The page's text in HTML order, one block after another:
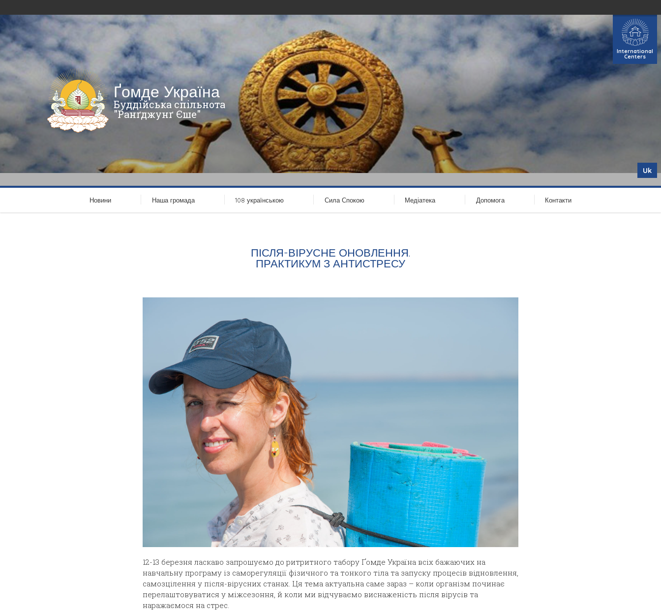
International
Centers
Ґомде Україна
Буддійська спільнота
"Ранґджунґ Єше"
Uk
Новини Наша громада 108 українською Сила Спокою Медіатека Допомога Контакти
ПІСЛЯ-ВІРУСНЕ ОНОВЛЕННЯ.
ПРАКТИКУМ З АНТИСТРЕСУ
12-13 березня ласкаво запрошуємо до ритритного табору Ґомде Україна всіх бажаючих на
навчальну програму із саморегуляції фізичного та тонкого тіла та запуску процесів відновлення,
самозцілення у після-вірусних станах. Ця тема актуальна саме зараз – коли організм починає
перелаштовуватися у міжсезоння, й коли ми відчуваємо виснаженість після вірусів та
наражаємося на стрес.